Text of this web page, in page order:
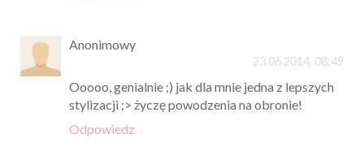
Anonimowy
23.06.2014, 08:49
Ooooo, genialnie ;) jak dla mnie jedna z lepszych
stylizacji ;> życzę powodzenia na obronie!
Odpowiedz